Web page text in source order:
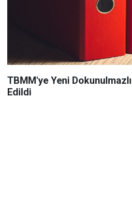
TBMM'ye Yeni
Edildi